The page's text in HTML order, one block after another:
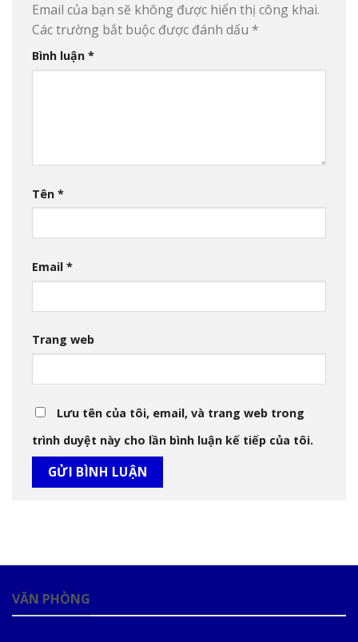
Email của bạn sẽ không được hiển thị công khai.
Các trường bắt buộc được đánh dấu *
Bình luận *
Tên *
Email *
Trang web
Lưu tên của tôi, email, và trang web trong
trình duyệt này cho lần bình luận kế tiếp của tôi.
VĂN PHÒNG